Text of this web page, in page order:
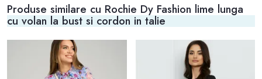
Produse similare cu Rochie Dy Fashion lime lunga
cu volan la bust si cordon in talie